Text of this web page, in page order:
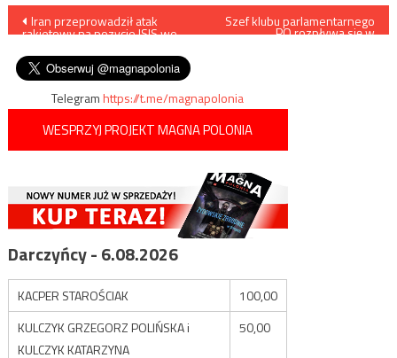
Nawigacja
wpisu
Iran przeprowadził atak
rakietowy na pozycje ISIS we
Szef klubu parlamentarnego
PO rozpływa się w
Telegramhttps://t.me/magnapolonia
WESPRZYJ PROJEKT MAGNA POLONIA
Darczyńcy - 6.08.2026
KACPER STAROŚCIAK
100,00
KULCZYK GRZEGORZ POLIŃSKA i
KULCZYK KATARZYNA
50,00